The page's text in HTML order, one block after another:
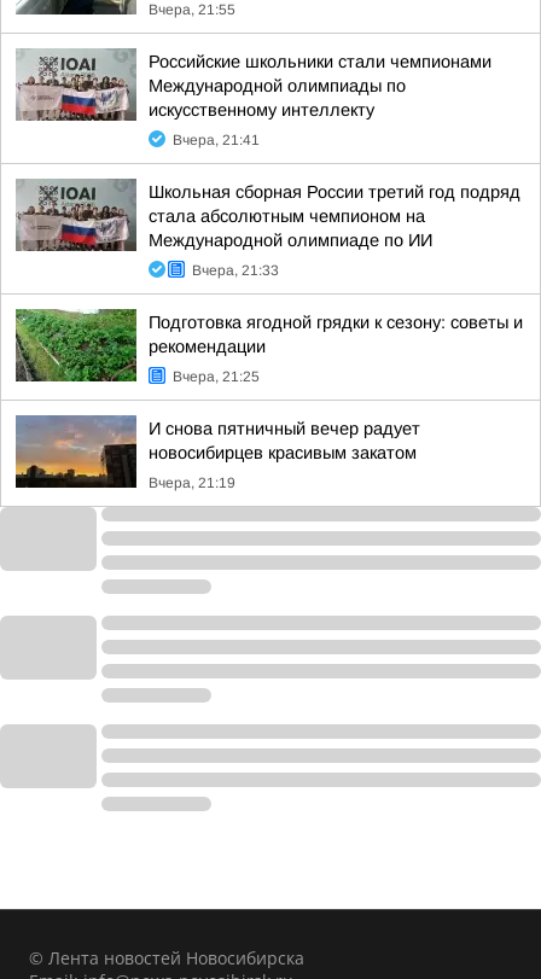
Вчера, 21:55
Российские школьники стали чемпионами
Международной олимпиады по
искусственному интеллекту
Вчера, 21:41
Школьная сборная России третий год подряд
стала абсолютным чемпионом на
Международной олимпиаде по ИИ
Вчера, 21:33
Подготовка ягодной грядки к сезону: советы и
рекомендации
Вчера, 21:25
И снова пятничный вечер радует
новосибирцев красивым закатом
Вчера, 21:19
© Лента новостей Новосибирска